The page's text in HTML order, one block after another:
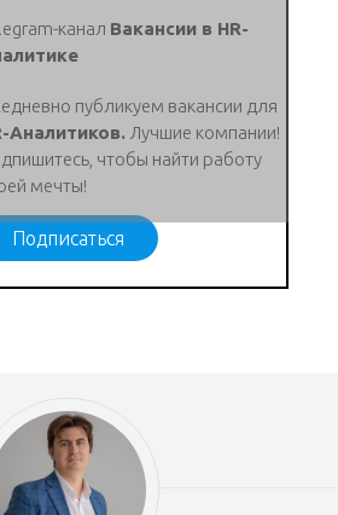
канал Вакансии в HR-
публикуем вакансии для
Аналитиков. Лучшие компании!
чтобы найти работу
мечты!
Подписаться